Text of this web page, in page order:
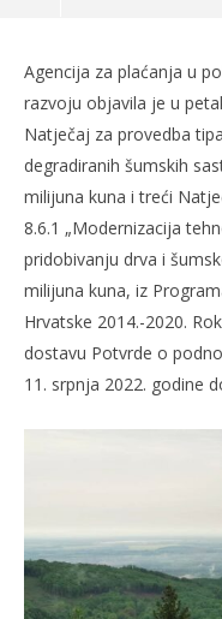
145 milijuna kuna
drvoprerađivačke
Agencija za plaćanja u
razvoju objavila je u
Natječaj za provedba
degradiranih šumskih
milijuna kuna i treći
8.6.1 „Modernizacija
pridobivanju drva i
milijuna kuna, iz
Hrvatske 2014.-2020.
dostavu Potvrde o
11. srpnja 2022. godine